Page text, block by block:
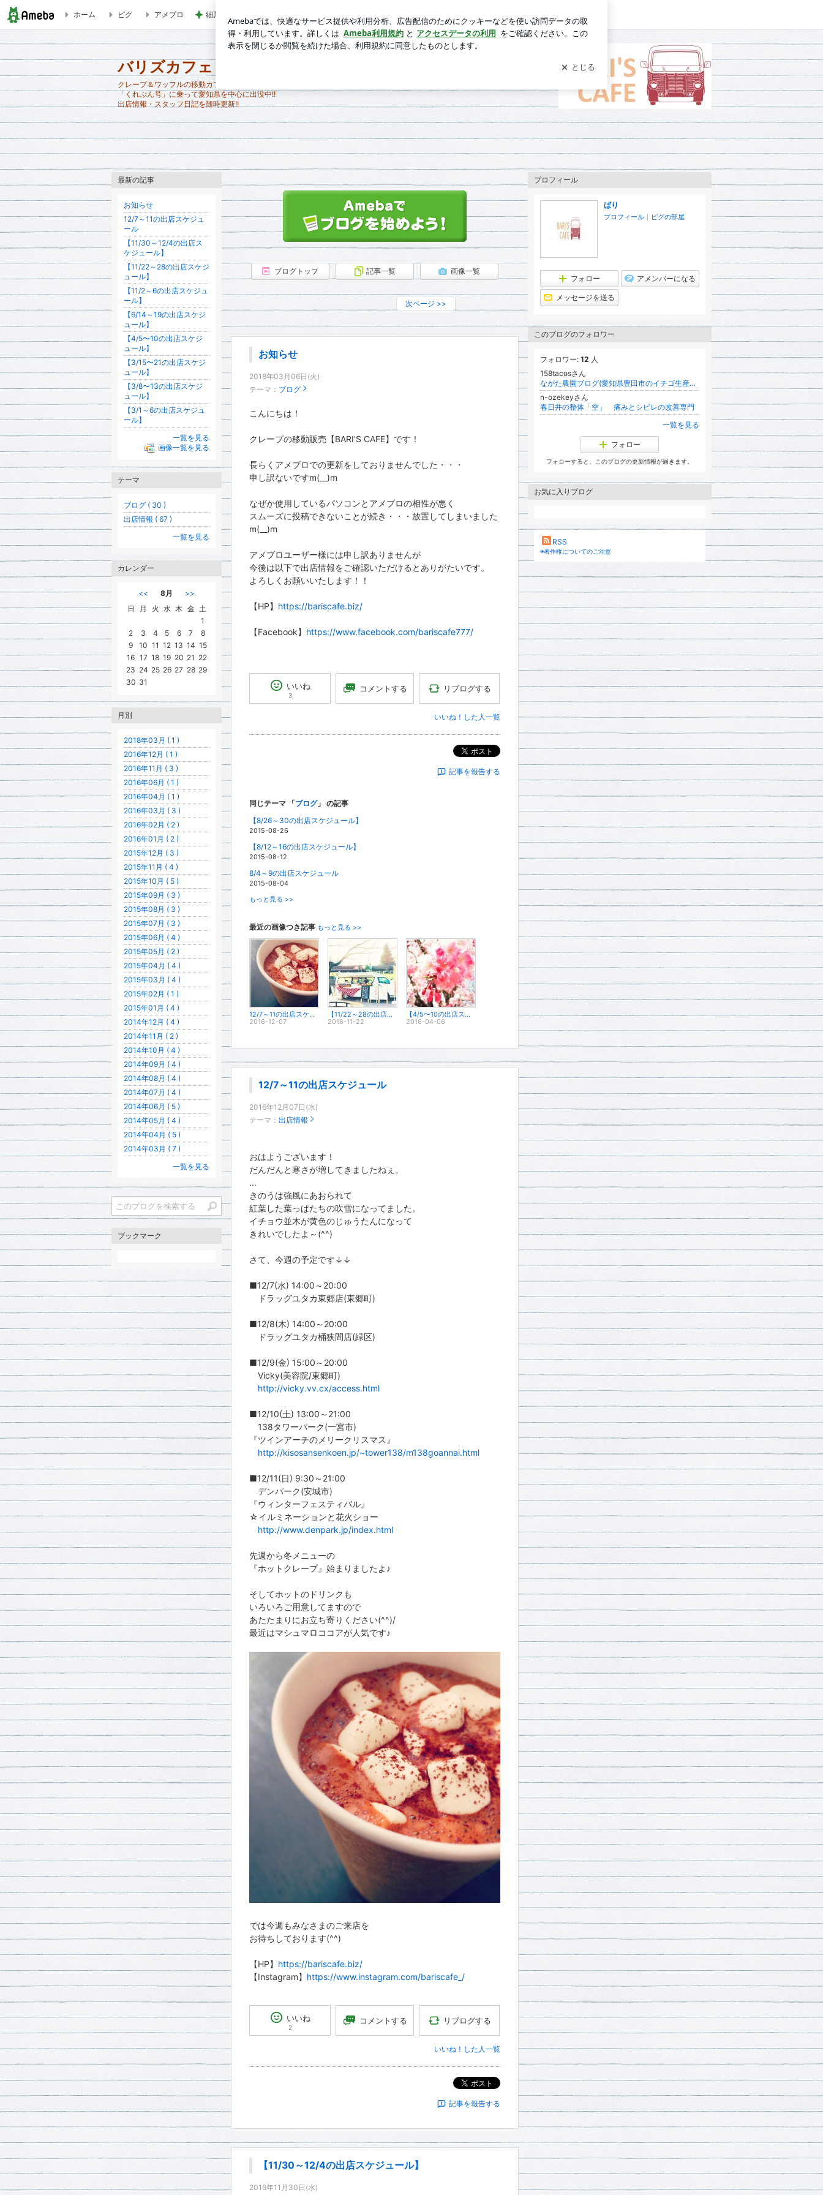
ホーム ピグ アメブロ 細川直美 友人にスカルプケア用品 ログイン
バリズカフェ日記
クレープ＆ワッフルの移動カフェ【BARI'S CAFE】♪
「くれぷん号」に乗って愛知県を中心に出没中!!
出店情報・スタッフ日記を随時更新!!
ブログトップ 記事一覧 画像一覧
次ページ >>
お知らせ
2018年03月06日(火)
テーマ： ブログ
こんにちは！
クレープの移動販売【BARI'S CAFE】です！
長らくアメブロでの更新をしておりませんでした・・・
申し訳ないですm(__)m
なぜか使用しているパソコンとアメブロの相性が悪く
スムーズに投稿できないことが続き・・・放置してしまいました
m(__)m
アメブロユーザー様には申し訳ありませんが
今後は以下で出店情報をご確認いただけるとありがたいです。
よろしくお願いいたします！！
【HP】 https://bariscafe.biz/
【Facebook】 https://www.facebook.com/bariscafe777/
いいね
3
コメントする リブログする
いいね！した人一覧
ポスト
記事を報告する
同じテーマ 「ブログ」 の記事
【8/26～30の出店スケジュール】
2015-08-26
【8/12～16の出店スケジュール】
2015-08-12
8/4～9の出店スケジュール
2015-08-04
もっと見る >>
最近の画像つき記事 もっと見る >>
12/7～11の出店スケジュール
2016-12-07
【11/22～28の出店スケジュール】
2016-11-22
【4/5〜10の出店スケジュール】
2016-04-06
12/7～11の出店スケジュール
2016年12月07日(水)
テーマ： 出店情報
おはようございます！
だんだんと寒さが増してきましたねぇ。
...
きのうは強風にあおられて
紅葉した葉っぱたちの吹雪になってました。
イチョウ並木が黄色のじゅうたんになって
きれいでしたよ～(^^)
さて、今週の予定です↓↓
■12/7(水) 14:00～20:00
ドラッグユタカ東郷店(東郷町)
■12/8(木) 14:00～20:00
ドラッグユタカ桶狭間店(緑区)
■12/9(金) 15:00～20:00
Vicky(美容院/東郷町)
http://vicky.vv.cx/access.html
■12/10(土) 13:00～21:00
138タワーパーク(一宮市)
『ツインアーチのメリークリスマス』
http://kisosansenkoen.jp/~tower138/m138goannai.html
■12/11(日) 9:30～21:00
デンパーク(安城市)
『ウィンターフェスティバル』
☆イルミネーションと花火ショー
http://www.denpark.jp/index.html
先週から冬メニューの
『ホットクレープ』始まりましたよ♪
そしてホットのドリンクも
いろいろご用意してますので
あたたまりにお立ち寄りください(^^)/
最近はマシュマロココアが人気です♪
では今週もみなさまのご来店を
お待ちしております(^^)
【HP】 https://bariscafe.biz/
【Instagram】 https://www.instagram.com/bariscafe_/
いいね
2
コメントする リブログする
いいね！した人一覧
ポスト
記事を報告する
【11/30～12/4の出店スケジュール】
2016年11月30日(水)
プロフィール
ばり
プロフィール ｜ ピグの部屋
フォロー アメンバーになる
メッセージを送る
このブログのフォロワー
フォロワー: 12 人
158tacosさん
ながた農園ブログ(愛知県豊田市のイチゴ生産販売農園)
n-ozekeyさん
春日井の整体「空」 痛みとシビレの改善専門
一覧を見る
フォロー
フォローすると、このブログの更新情報が届きます。
お気に入りブログ
RSS
※著作権についてのご注意
最新の記事
お知らせ
12/7～11の出店スケジュ
ール
【11/30～12/4の出店ス
ケジュール】
【11/22～28の出店スケジ
ュール】
【11/2～6の出店スケジュ
ール】
【6/14～19の出店スケジ
ュール】
【4/5〜10の出店スケジ
ュール】
【3/15〜21の出店スケジ
ュール】
【3/8〜13の出店スケジ
ュール】
【3/1～6の出店スケジュ
ール】
一覧を見る
画像一覧を見る
テーマ
ブログ ( 30 )
出店情報 ( 67 )
一覧を見る
カレンダー
<< 8月
>>
日
月 火 水 木 金 土
1
2
3 4 5 6 7
8
9
10 11 12 13 14 15
16 17 18 19 20 21 22
23 24 25 26 27 28 29
30 31
月別
2018年03月 ( 1 )
2016年12月 ( 1 )
2016年11月 ( 3 )
2016年06月 ( 1 )
2016年04月 ( 1 )
2016年03月 ( 3 )
2016年02月 ( 2 )
2016年01月 ( 2 )
2015年12月 ( 3 )
2015年11月 ( 4 )
2015年10月 ( 5 )
2015年09月 ( 3 )
2015年08月 ( 3 )
2015年07月 ( 3 )
2015年06月 ( 4 )
2015年05月 ( 2 )
2015年04月 ( 4 )
2015年03月 ( 4 )
2015年02月 ( 1 )
2015年01月 ( 4 )
2014年12月 ( 4 )
2014年11月 ( 2 )
2014年10月 ( 4 )
2014年09月 ( 4 )
2014年08月 ( 4 )
2014年07月 ( 4 )
2014年06月 ( 5 )
2014年05月 ( 4 )
2014年04月 ( 5 )
2014年03月 ( 7 )
一覧を見る
ブックマーク